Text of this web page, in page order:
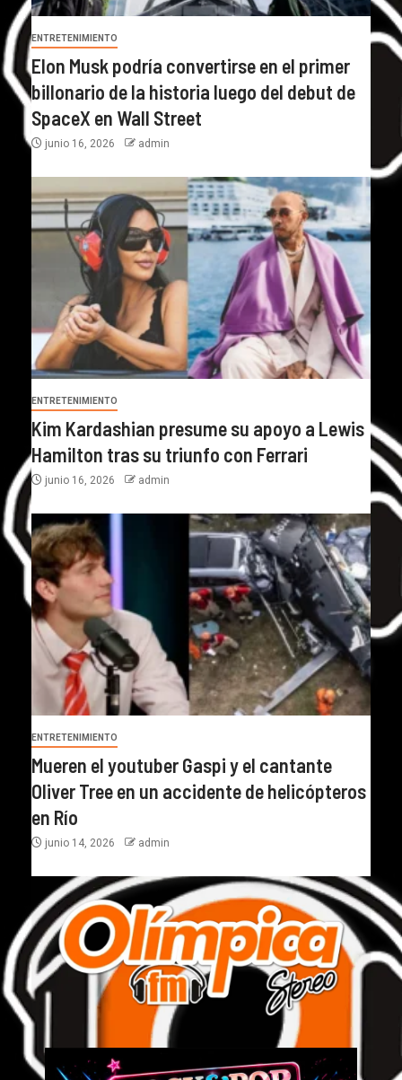
ENTRETENIMIENTO
Elon Musk podría convertirse en el primer
billonario de la historia luego del debut de
SpaceX en Wall Street
junio 16, 2026 admin
ENTRETENIMIENTO
Kim Kardashian presume su apoyo a Lewis
Hamilton tras su triunfo con Ferrari
junio 16, 2026 admin
ENTRETENIMIENTO
Mueren el youtuber Gaspi y el cantante
Oliver Tree en un accidente de helicópteros
en Río
junio 14, 2026 admin